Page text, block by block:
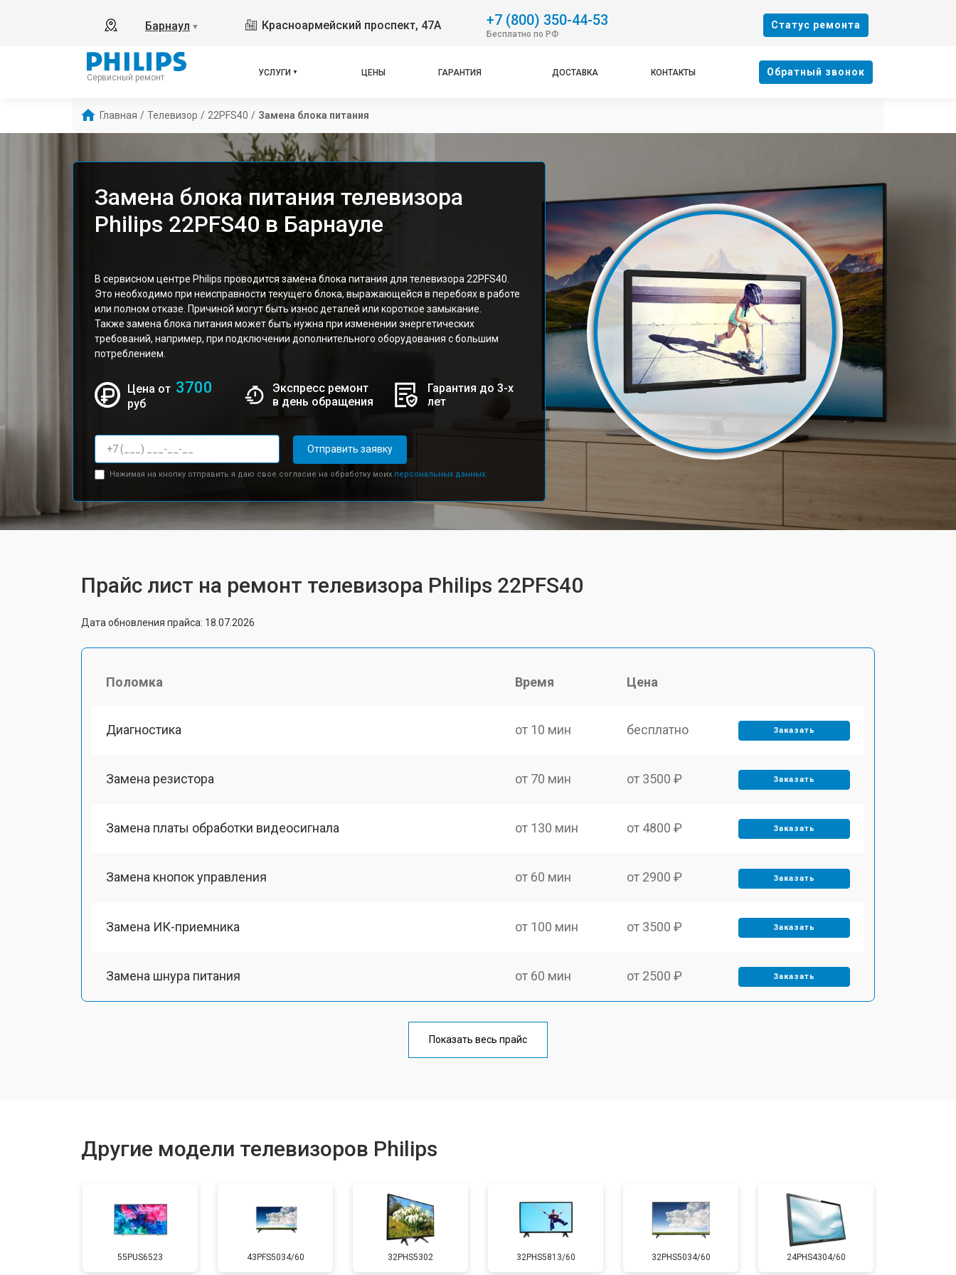
Барнаул ▼ Красноармейский проспект, 47А +7 (800) 350-44-53
Бесплатно по РФ
Cтатус ремонта
Сервисный ремонт
УСЛУГИ ЦЕНЫ ГАРАНТИЯ ДОСТАВКА КОНТАКТЫ Oбратный звонок
Главная / Телевизор / 22PFS40 / Замена блока питания
Замена блока питания телевизора
Philips 22PFS40 в Барнауле
В сервисном центре Philips проводится замена блока питания для телевизора 22PFS40.
Это необходимо при неисправности текущего блока, выражающейся в перебоях в работе
или полном отказе. Причиной могут быть износ деталей или короткое замыкание.
Также замена блока питания может быть нужна при изменении энергетических
требований, например, при подключении дополнительного оборудования с большим
потреблением.
Цена от 3700
руб
Экспресс ремонт
в день обращения
Гарантия до 3-х
лет
Отправить заявку
Нажимая на кнопку отправить я даю свое согласие на обработку моих персональных данных.
Прайс лист на ремонт телевизора Philips 22PFS40
Дата обновления прайса: 18.07.2026
Поломка Время Цена
Диагностика от 10 мин бесплатно Заказать
Замена резистора от 70 мин от 3500 ₽ Заказать
Замена платы обработки видеосигнала от 130 мин от 4800 ₽ Заказать
Замена кнопок управления от 60 мин от 2900 ₽ Заказать
Замена ИК-приемника от 100 мин от 3500 ₽ Заказать
Замена шнура питания от 60 мин от 2500 ₽ Заказать
от 90 мин
Замена HDMI порта от 80 мин от 2600 ₽ Заказать
Замена модуля Wi-Fi от 70 мин от 3500 ₽ Заказать
Показать весь прайс
Другие модели телевизоров Philips
55PUS6523 43PFS5034/60 32PHS5302 32PHS5813/60 32PHS5034/60 24PHS4304/60